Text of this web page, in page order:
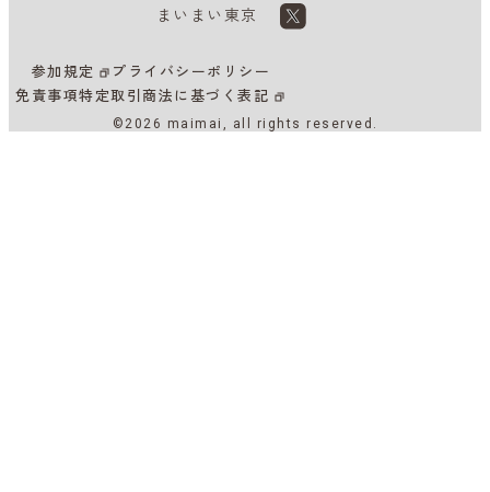
まいまい東京
参加規定
プライバシーポリシー
免責事項特定取引商法に基づく表記
©2026 maimai, all rights reserved.